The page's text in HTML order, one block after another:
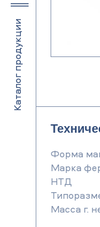
Форма
Марка
НТД
Масса г.
Каталог продукции